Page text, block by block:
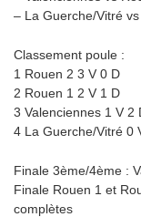
– La Guerche/Vitré
Classement poule :
1 Rouen 2 3 V 0 D
2 Rouen 1 2 V 1 D
3 Valenciennes 1 V 2
4 La Guerche/Vitré 0
Finale 3ème/4ème :
Finale Rouen 1 et
complètes